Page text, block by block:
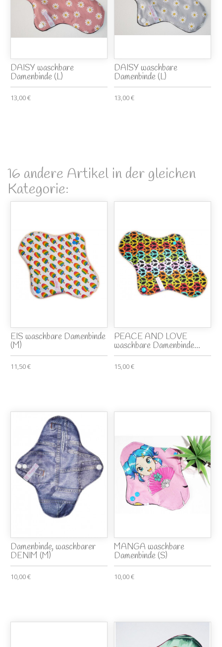
DAISY waschbare
Damenbinde (L)
13,00 €
DAISY waschbare
Damenbinde (L)
13,00 €
16 andere Artikel in der gleichen
Kategorie:
EIS waschbare Damenbinde
(M)
11,50 €
PEACE AND LOVE
waschbare Damenbinde...
15,00 €
Damenbinde, waschbarer
DENIM (M)
10,00 €
MANGA waschbare
Damenbinde (S)
10,00 €